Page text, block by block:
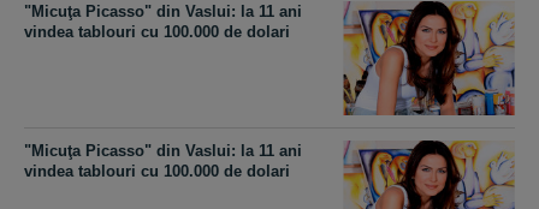
"Micuţa Picasso" din Vaslui: la 11 ani
vindea tablouri cu 100.000 de dolari
"Micuţa Picasso" din Vaslui: la 11 ani
vindea tablouri cu 100.000 de dolari